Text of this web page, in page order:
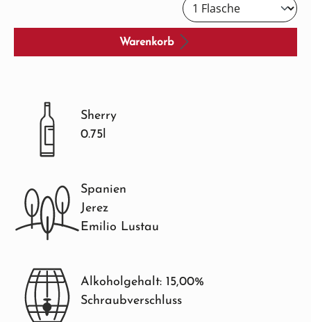
Warenkorb
Sherry
0.75l
Spanien
Jerez
Emilio Lustau
Alkoholgehalt: 15,00%
Schraubverschluss